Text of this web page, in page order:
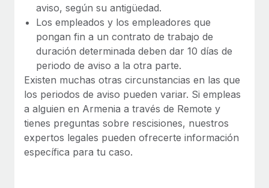
aviso, según su antigüedad.
Los empleados y los empleadores que
pongan fin a un contrato de trabajo de
duración determinada deben dar 10 días de
periodo de aviso a la otra parte.
Existen muchas otras circunstancias en las que
los periodos de aviso pueden variar. Si empleas
a alguien en Armenia a través de Remote y
tienes preguntas sobre rescisiones, nuestros
expertos legales pueden ofrecerte información
específica para tu caso.